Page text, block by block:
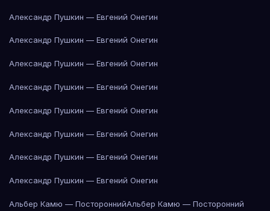
Александр Пушкин — Евгений Онегин
Александр Пушкин — Евгений Онегин
Александр Пушкин — Евгений Онегин
Александр Пушкин — Евгений Онегин
Александр Пушкин — Евгений Онегин
Александр Пушкин — Евгений Онегин
Александр Пушкин — Евгений Онегин
Александр Пушкин — Евгений Онегин
Альбер Камю — ПостороннийАльбер Камю — Посторонний